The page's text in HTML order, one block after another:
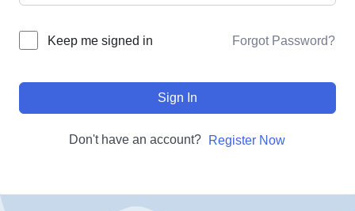
Keep me signed in Forgot Password?
Sign In
Don't have an account? Register Now